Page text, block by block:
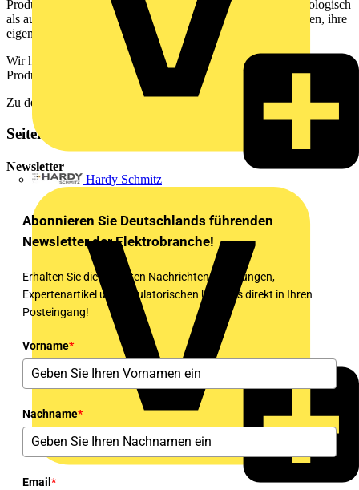
Hardy Schmitz
Produktfeatures schafft die Marke Lösungen, die sowohl ökologisch
als auch wirtschaftlich überzeugen – und Kunden dabei helfen, ihre
eigenen Nachhaltigkeitsziele schneller zu erreichen.
Wir haben für Sie eine Auswahl der beliebtesten nachhaltigen
Produkte zusammengestellt.
Zu den Produkten
Seitenleiste
Newsletter
Abonnieren Sie Deutschlands führenden
Newsletter der Elektrobranche!
Erhalten Sie die neuesten Nachrichten, Schulungen,
Expertenartikel und regulatorischen Updates direkt in Ihren
Posteingang!
Vorname*
Nachname*
Email *